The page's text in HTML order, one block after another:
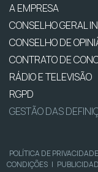
A EMPRESA
CONSELHO GERAL
CONSELHO DE
CONTRATO DE
RÁDIO E TELEVISÃO
RGPD
GESTÃO DAS
POLÍTICA DE PRIVACIDADE
CONDIÇÕES |